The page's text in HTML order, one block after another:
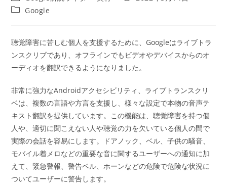
稿
者:
投
テ
ゴ
リ
ー:
Google
聴覚障害に苦しむ個人を支援するために、Googleはライブトラ
ンスクリブであり、オフラインでもビデオやデバイスからのオ
ーディオを翻訳できるようになりました。
非常に強力なAndroidアクセシビリティ、ライブトランスクリ
ベは、複数の言語や方言を支援し、様々な設定で本物の音声テ
キスト翻訳を提供しています。この機能は、聴覚障害を持つ個
人や、適切に聞こえない人や聴覚の力を欠いている個人の間で
実際の会話を容易にします。ドアノック、ベル、子供の騒音、
モバイル着メロなどの重要な音に関するユーザーへの通知に加
えて、緊急警報、警告ベル、ホーンなどの危険で危険な状況に
ついてユーザーに警告します。